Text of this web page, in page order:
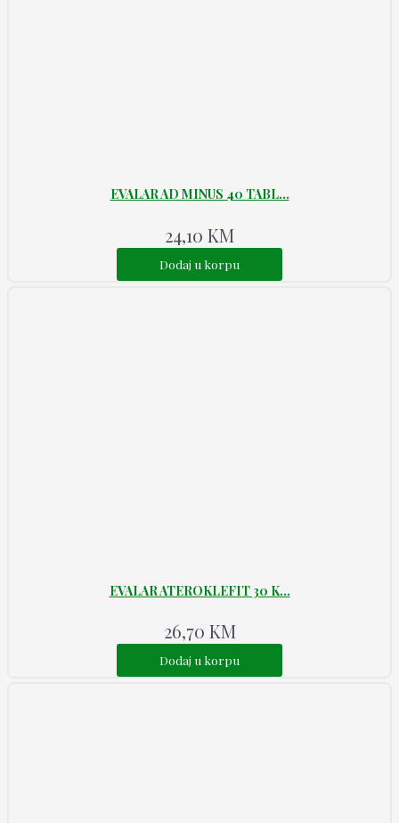
EVALAR AD MINUS 40 TABL...
24,10 KM
Dodaj u korpu
EVALAR ATEROKLEFIT 30 K...
26,70 KM
Dodaj u korpu